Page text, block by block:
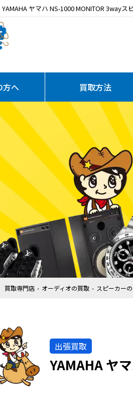
ヤマハ NS-1000 MONITOR 3wayス
方へ 買取方法
買取専門店 オーディオの買取 スピーカー
出張買取
YAMAHA ヤ